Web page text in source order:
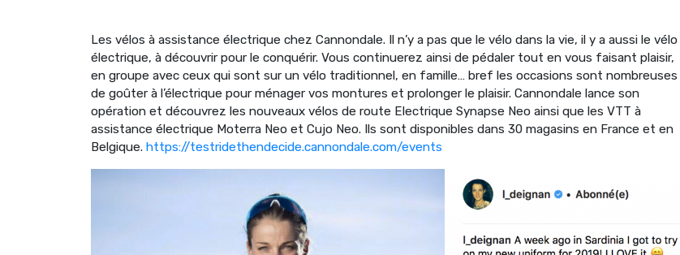
Les vélos à assistance électrique chez Cannondale. Il n’y a pas que le vélo dans la vie, il y a aussi le vélo
électrique, à découvrir pour le conquérir. Vous continuerez ainsi de pédaler tout en vous faisant plaisir,
en groupe avec ceux qui sont sur un vélo traditionnel, en famille… bref les occasions sont nombreuses
de goûter à l’électrique pour ménager vos montures et prolonger le plaisir. Cannondale lance son
opération et découvrez les nouveaux vélos de route Electrique Synapse Neo ainsi que les VTT à
assistance électrique Moterra Neo et Cujo Neo. Ils sont disponibles dans 30 magasins en France et en
Belgique. https://testridethendecide.cannondale.com/events